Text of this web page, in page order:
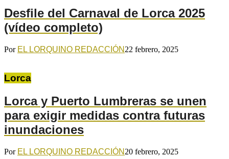
Desfile del Carnaval de Lorca 2025
(vídeo completo)
Por EL LORQUINO REDACCIÓN 22 febrero, 2025
Lorca
Lorca y Puerto Lumbreras se unen
para exigir medidas contra futuras
inundaciones
Por EL LORQUINO REDACCIÓN 20 febrero, 2025